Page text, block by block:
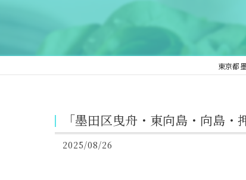
東京都
「墨田区曳舟・東向島・向島
2025/08/26